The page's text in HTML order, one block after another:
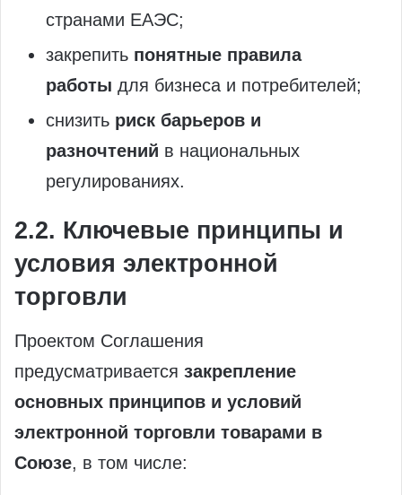
странами ЕАЭС;
закрепить понятные правила
работы для бизнеса и потребителей;
снизить риск барьеров и
разночтений в национальных
регулированиях.
2.2. Ключевые принципы и
условия электронной
торговли
Проектом Соглашения
предусматривается закрепление
основных принципов и условий
электронной торговли товарами в
Союзе, в том числе: